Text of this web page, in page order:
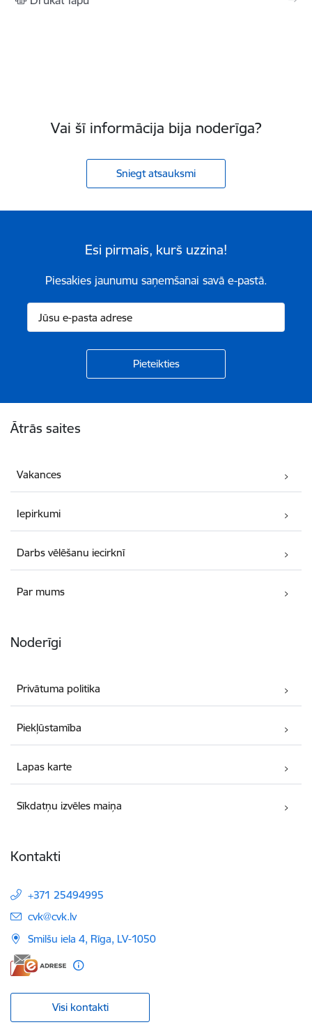
Vai šī informācija bija noderīga?
Sniegt atsauksmi
Esi pirmais, kurš uzzina!
Piesakies jaunumu saņemšanai savā e-pastā.
Ātrās saites
Vakances
Iepirkumi
Darbs vēlēšanu iecirknī
Par mums
Noderīgi
Privātuma politika
Piekļūstamība
Lapas karte
Sīkdatņu izvēles maiņa
Kontakti
+371 25494995
E-pasts:
cvk@cvk.lv
Smilšu iela 4, Rīga, LV-1050
Visi kontakti